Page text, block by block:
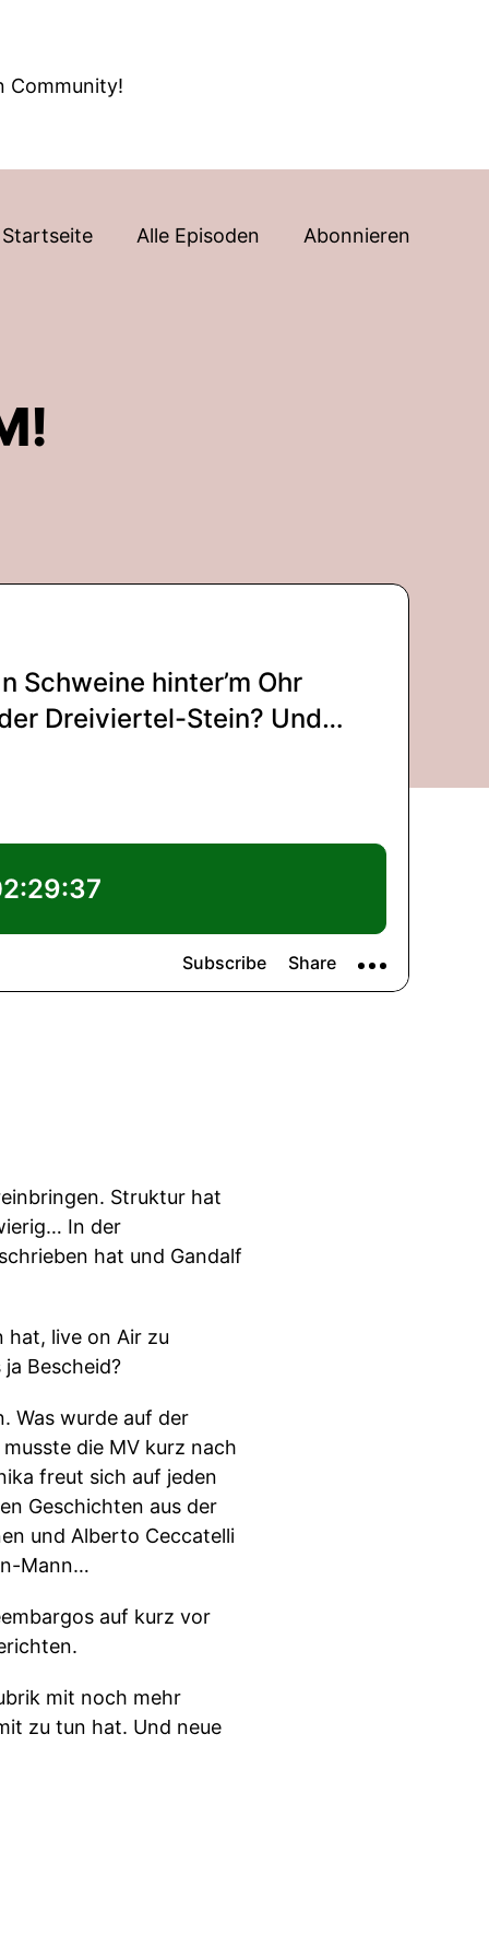
Community!
Startseite Alle Episoden Abonnieren
Struktur hat
In der
hat und Gandalf
hat, live on Air zu
Bescheid?
Was wurde auf der
die MV kurz nach
freut sich auf jeden
Geschichten aus der
und Alberto Ceccatelli
Mann…
auf kurz vor
mit noch mehr
zu tun hat. Und neue